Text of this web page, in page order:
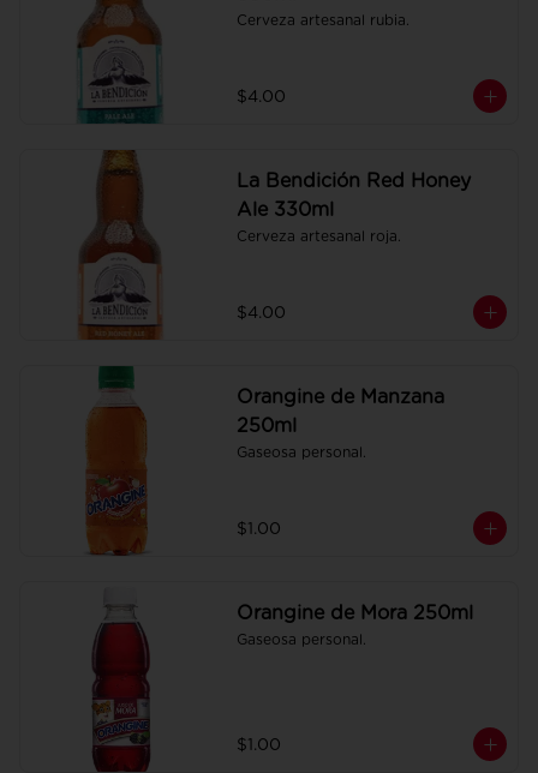
Cerveza artesanal rubia.
$4.00
La Bendición Red Honey
Ale 330ml
Cerveza artesanal roja.
$4.00
Orangine de Manzana
250ml
Gaseosa personal.
$1.00
Orangine de Mora 250ml
Gaseosa personal.
$1.00